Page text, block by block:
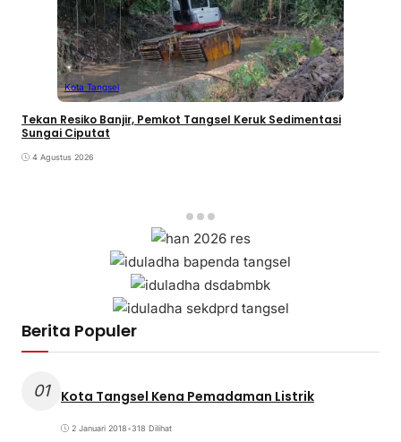
Kota Tangsel
Tekan Resiko Banjir, Pemkot Tangsel Keruk Sedimentasi
Sungai Ciputat
4 Agustus 2026
Berita Populer
01 Kota Tangsel Kena Pemadaman Listrik
2 Januari 2018•318 Dilihat